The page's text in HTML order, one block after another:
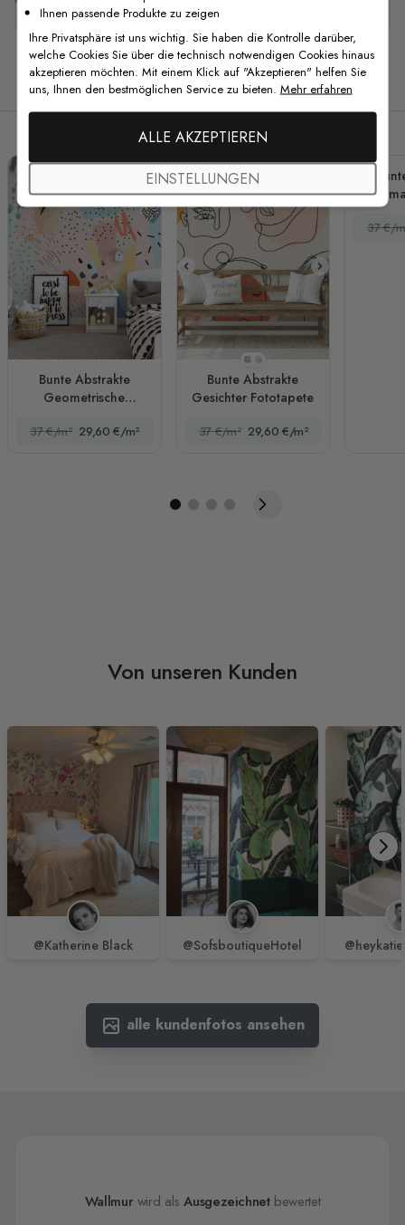
Verwandte Produkte
Bunte Abstrakte
Geometrische
37 €/m² 29,60 €/m²
Stil 1
Stil 2
Bunte Abstrakte
Gesichter Fototapete
37 €/m² 29,60 €/m²
37 €/
Von unseren Kunden
@Katherine Black @SofsboutiqueHotel
alle kundenfotos ansehen
Wallmur wird alsAusgezeichnetbewertet
Ihnen passende Produkte zu zeigen
Ihre Privatsphäre ist uns wichtig. Sie haben die Kontrolle darüber,
welche Cookies Sie über die technisch notwendigen Cookies hinaus
akzeptieren möchten. Mit einem Klick auf "Akzeptieren" helfen Sie
uns, Ihnen den bestmöglichen Service zu bieten. Mehr erfahren
ALLE AKZEPTIEREN
EINSTELLUNGEN